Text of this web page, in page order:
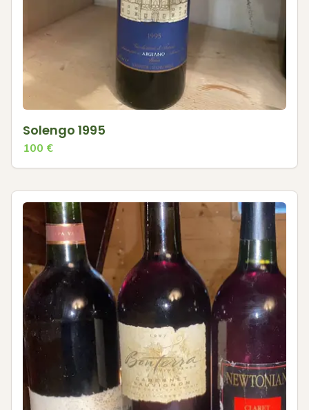
Solengo 1995
100 €